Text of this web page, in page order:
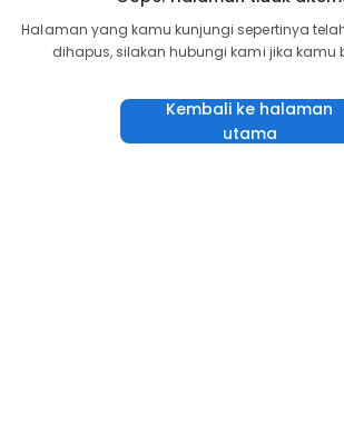
Halaman yang kamu kunjungi sepertinya
dihapus, silakan hubungi kami jika kamu
Kembali ke halaman
utama